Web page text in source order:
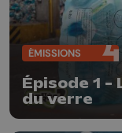
ÉMISSIONS
Épisode 1 -
du verre